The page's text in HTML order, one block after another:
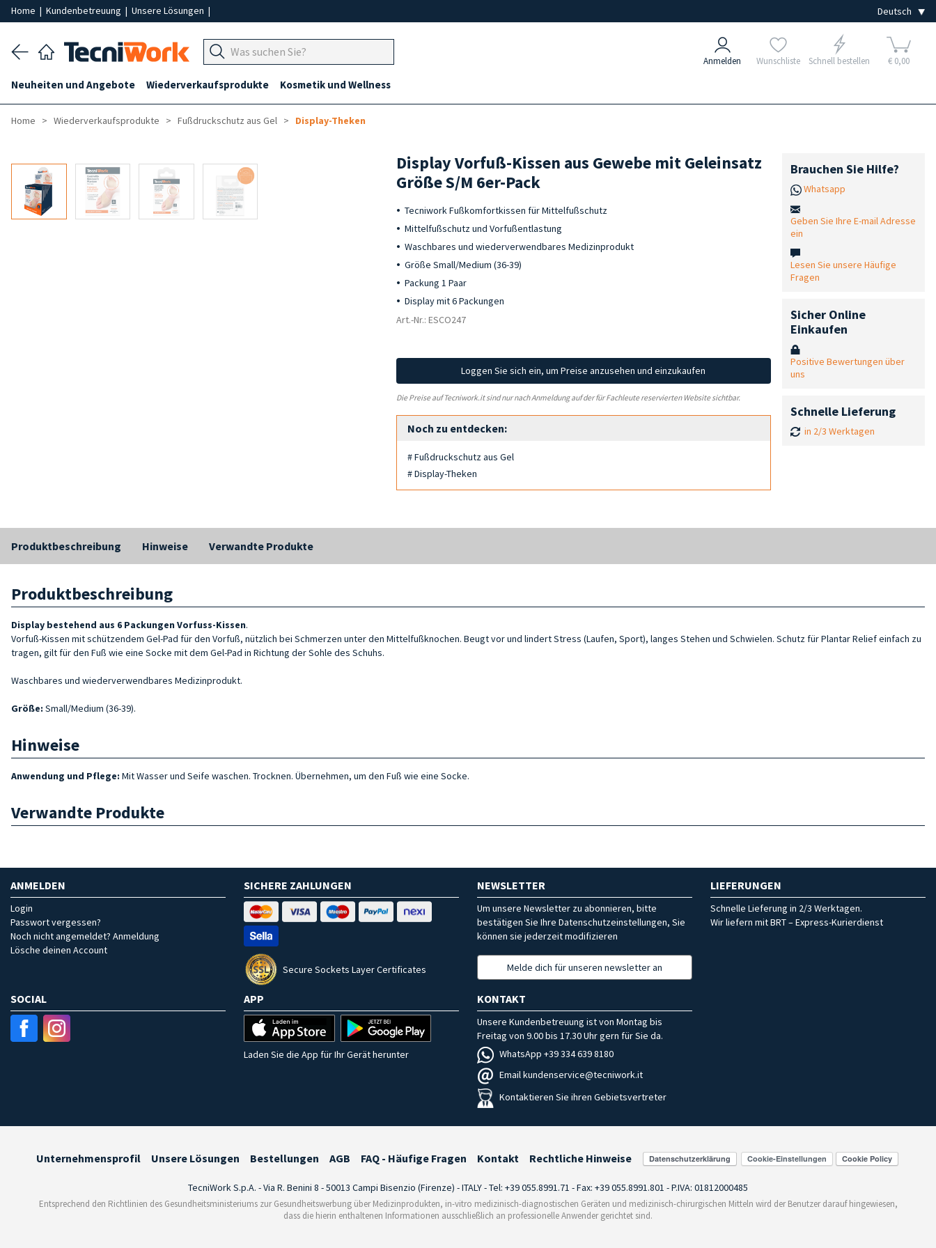
Home | Kundenbetreuung | Unsere Lösungen |
Anmelden Wunschliste Schnell bestellen € 0,00
Neuheiten und Angebote Wiederverkaufsprodukte Kosmetik und Wellness
Home Wiederverkaufsprodukte Fußdruckschutz aus Gel Display-Theken
-50%
Display Vorfuß-Kissen aus Gewebe mit Geleinsatz
Größe S/M 6er-Pack
Tecniwork Fußkomfortkissen für Mittelfußschutz
Mittelfußschutz und Vorfußentlastung
Waschbares und wiederverwendbares Medizinprodukt
Größe Small/Medium (36-39)
Packung 1 Paar
Display mit 6 Packungen
Art.-Nr.: ESCO247
Loggen Sie sich ein, um Preise anzusehen und einzukaufen
Die Preise auf Tecniwork.it sind nur nach Anmeldung auf der für Fachleute reservierten Website sichtbar.
Noch zu entdecken:
# Fußdruckschutz aus Gel
# Display-Theken
Brauchen Sie Hilfe?
Whatsapp
Geben Sie Ihre E-mail Adresse
ein
Lesen Sie unsere Häufige
Fragen
Sicher Online
Einkaufen
Positive Bewertungen über
uns
Schnelle Lieferung
in 2/3 Werktagen
Produktbeschreibung Hinweise Verwandte Produkte
Produktbeschreibung
Display bestehend aus 6 Packungen Vorfuss-Kissen.
Vorfuß-Kissen mit schützendem Gel-Pad für den Vorfuß, nützlich bei Schmerzen unter den Mittelfußknochen. Beugt vor und lindert Stress (Laufen, Sport), langes Stehen und Schwielen. Schutz für Plantar Relief einfach zu
tragen, gilt für den Fuß wie eine Socke mit dem Gel-Pad in Richtung der Sohle des Schuhs.
Waschbares und wiederverwendbares Medizinprodukt.
Größe: Small/Medium (36-39).
Hinweise
Anwendung und Pflege: Mit Wasser und Seife waschen. Trocknen. Übernehmen, um den Fuß wie eine Socke.
Verwandte Produkte
ANMELDEN
Login
Passwort vergessen?
Noch nicht angemeldet? Anmeldung
Lösche deinen Account
SICHERE ZAHLUNGEN
Secure Sockets Layer Certificates
NEWSLETTER
Um unsere Newsletter zu abonnieren, bitte
bestätigen Sie Ihre Datenschutzeinstellungen, Sie
können sie jederzeit modifizieren
Melde dich für unseren newsletter an
LIEFERUNGEN
Schnelle Lieferung in 2/3 Werktagen.
Wir liefern mit BRT – Express-Kurierdienst
SOCIAL APP
Laden Sie die App für Ihr Gerät herunter
KONTAKT
Unsere Kundenbetreuung ist von Montag bis
Freitag von 9.00 bis 17.30 Uhr gern für Sie da.
WhatsApp +39 334 639 8180
Email kundenservice@tecniwork.it
Kontaktieren Sie ihren Gebietsvertreter
Unternehmensprofil Unsere Lösungen Bestellungen AGB FAQ - Häufige Fragen Kontakt Rechtliche Hinweise Cookie-Einstellungen
TecniWork S.p.A. - Via R. Benini 8 - 50013 Campi Bisenzio (Firenze) - ITALY - Tel: +39 055.8991.71 - Fax: +39 055.8991.801 - P.IVA: 01812000485
Entsprechend den Richtlinien des Gesundheitsministeriums zur Gesundheitswerbung über Medizinprodukten, in-vitro medizinisch-diagnostischen Geräten und medizinisch-chirurgischen Mitteln wird der Benutzer darauf hingewiesen,
dass die hierin enthaltenen Informationen ausschließlich an professionelle Anwender gerichtet sind.